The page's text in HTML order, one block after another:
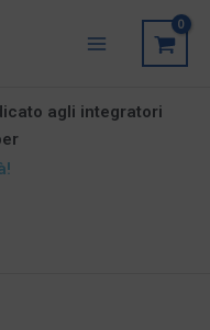
Main
Menu
agli integratori